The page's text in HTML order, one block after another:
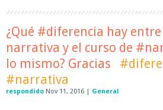
¿Qué #diferencia hay
narrativa y el curso de
lo mismo? Gracias
#narrativa
respondido Nov 11, 2016 | General